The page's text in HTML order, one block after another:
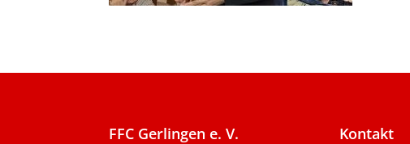
FFC Gerlingen e. V. Kontakt